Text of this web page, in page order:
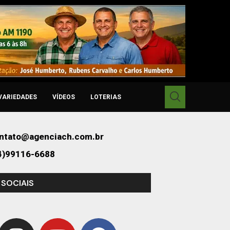
VÍDEOS LOTERIAS
6688